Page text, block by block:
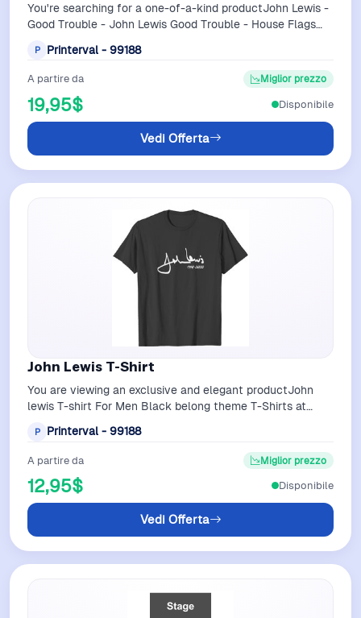
You're searching for a one-of-a-kind productJohn Lewis -
Good Trouble - John Lewis Good Trouble - House Flags
P Printerval - 99188
A partire da
19,95$
Miglior prezzo
Vedi Offerta
Disponibile
John Lewis T-Shirt
You are viewing an exclusive and elegant productJohn
lewis T-shirt For Men Black belong theme T-Shirts at
P Printerval - 99188
A partire da
12,95$
Miglior prezzo
Vedi Offerta
Disponibile